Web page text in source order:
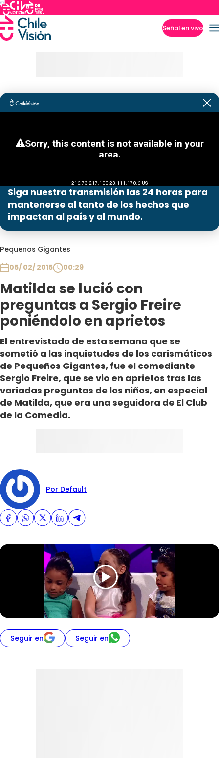
Señal en vivo
Siga nuestra transmisión las 24 horas para
mantenerse al tanto de los hechos que
impactan al país y al mundo.
Pequenos Gigantes
05/ 02/ 2015
00:29
Matilda se lució con
preguntas a Sergio Freire
poniéndolo en aprietos
El entrevistado de esta semana que se
sometió a las inquietudes de los carismáticos
de Pequeños Gigantes, fue el comediante
Sergio Freire, que se vio en aprietos tras las
variadas preguntas de los niños, en especial
de Matilda, que era una seguidora de El Club
de la Comedia.
Por Default
Seguir en Seguir en
Programas
Club De La Comedia
Contigo en Directo
Plan Perfecto
El Tiempo
Sabingo
Todos Los Programas